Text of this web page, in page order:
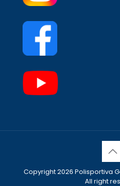
Copyright 2026 Polisportiva
All right